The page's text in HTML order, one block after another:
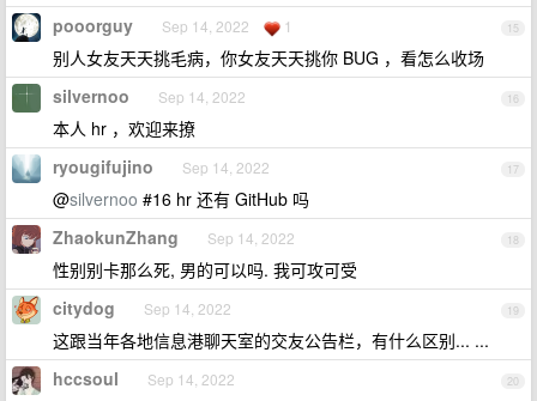
15
pooorguy Sep 14, 2022 1
别人女友天天挑毛病，你女友天天挑你 BUG ，看怎么收场
16
silvernoo Sep 14, 2022
本人 hr ，欢迎来撩
17
ryougifujino Sep 14, 2022
@silvernoo #16 hr 还有 GitHub 吗
18
ZhaokunZhang Sep 14, 2022
性别别卡那么死, 男的可以吗. 我可攻可受
19
citydog Sep 14, 2022
这跟当年各地信息港聊天室的交友公告栏，有什么区别... ...
20
hccsoul Sep 14, 2022